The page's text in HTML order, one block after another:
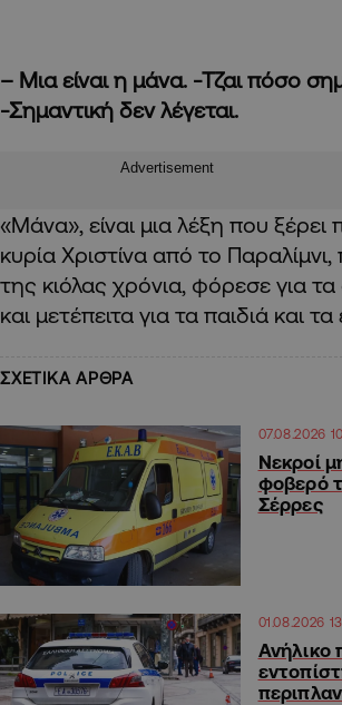
– Μια είναι η μάνα. -Τζαι πόσο
-Σημαντική δεν λέγεται.
Advertisement
«Μάνα», είναι μια λέξη που ξέρει
κυρία Χριστίνα από το
της κιόλας χρόνια, φόρεσε για
και μετέπειτα για τα παιδιά και
ΣΧΕΤΙΚΑ ΑΡΘΡΑ
07.08.2026
Νεκροί
φοβερό
Σέρρες
01.08.2026
Ανήλικο